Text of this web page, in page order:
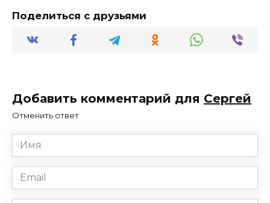
Поделиться с друзьями
Добавить комментарий для Сергей
Отменить ответ
Имя
*
Email
*